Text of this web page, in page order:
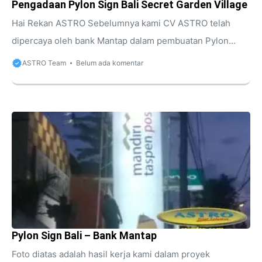
Pengadaan Pylon Sign Bali Secret Garden Village
Hai Rekan ASTRO Sebelumnya kami CV ASTRO telah
dipercaya oleh bank Mantap dalam pembuatan Pylon
bank, maka saat ini kami dipercaya oleh Secret Garden
Bedugul KM 36Bali, dekat Joger Luwus. Berikut adalah
foto hasil kerja kami dalam pengadaan Pylon sign Bali
Secret Garden Village di Luwus dekat Bedugul..
[unitegallery luwussecretgarden] Foto Pemasangan
Pylon sign Bali – Secret Garden Village So, Bagi Anda
yang membuat ...
ASTRO Team Belum ada komentar
Pylon Sign Bali – Bank Mantap
Foto diatas adalah hasil kerja kami dalam proyek